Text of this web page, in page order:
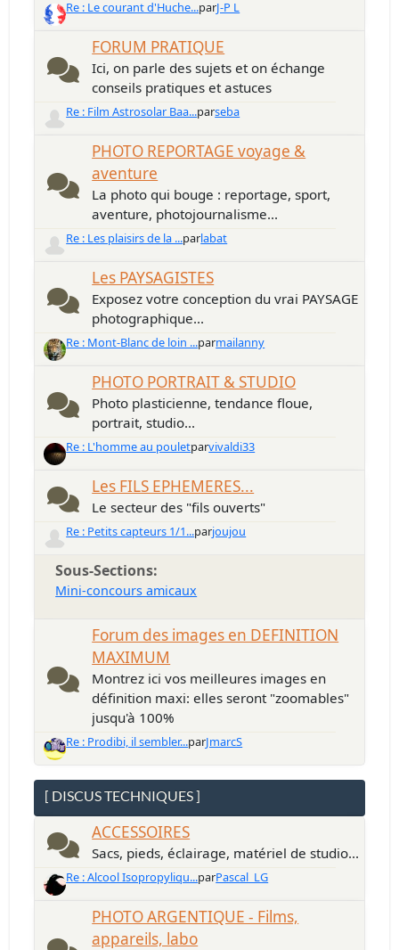
Re : Le courant d'Huche...parJ-P L
FORUM PRATIQUE
Ici, on parle des sujets et on échange
conseils pratiques et astuces
Re : Film Astrosolar Baa...parseba
PHOTO REPORTAGE voyage &
aventure
La photo qui bouge : reportage, sport,
aventure, photojournalisme...
Re : Les plaisirs de la ...parlabat
Les PAYSAGISTES
Exposez votre conception du vrai PAYSAGE
photographique...
Re : Mont-Blanc de loin ...parmailanny
PHOTO PORTRAIT & STUDIO
Photo plasticienne, tendance floue,
portrait, studio...
Re : L'homme au pouletparvivaldi33
Les FILS EPHEMERES...
Le secteur des "fils ouverts"
Re : Petits capteurs 1/1...parjoujou
Sous-Sections
Mini-concours amicaux
Forum des images en DEFINITION
MAXIMUM
Montrez ici vos meilleures images en
définition maxi: elles seront "zoomables"
jusqu'à 100%
Re : Prodibi, il sembler...parJmarcS
[ DISCUS TECHNIQUES ]
ACCESSOIRES
Sacs, pieds, éclairage, matériel de studio...
Re : Alcool Isopropyliqu...parPascal_LG
PHOTO ARGENTIQUE - Films,
appareils, labo